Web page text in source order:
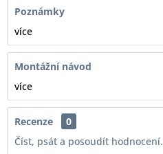
Poznámky
více
Montážní návod
více
Recenze
0
Číst, psát a posoudít